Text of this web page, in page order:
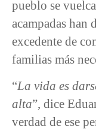
pueblo se
acampadas han
excedente de
familias más
“La vida es
alta”, dice
verdad de ese